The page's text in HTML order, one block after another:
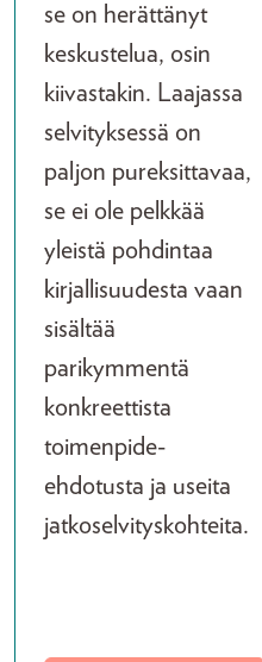
se on herättänyt
keskustelua, osin
kiivastakin. Laajassa
selvityksessä on
paljon pureksittavaa,
se ei ole pelkkää
yleistä pohdintaa
kirjallisuudesta vaan
sisältää
parikymmentä
konkreettista
toimenpide-
ehdotusta ja useita
jatkoselvityskohteita.